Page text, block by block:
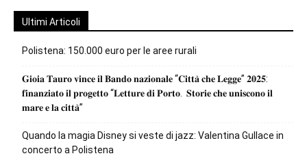
Ultimi Articoli
Polistena: 150.000 euro per le aree rurali
𝐆𝐢𝐨𝐢𝐚 𝐓𝐚𝐮𝐫𝐨 𝐯𝐢𝐧𝐜𝐞 𝐢𝐥 𝐁𝐚𝐧𝐝𝐨 𝐧𝐚𝐳𝐢𝐨𝐧𝐚𝐥𝐞 “𝐂𝐢𝐭𝐭𝐚̀ 𝐜𝐡𝐞 𝐋𝐞𝐠𝐠𝐞” 𝟐𝟎𝟐𝟓:
𝐟𝐢𝐧𝐚𝐧𝐳𝐢𝐚𝐭𝐨 𝐢𝐥 𝐩𝐫𝐨𝐠𝐞𝐭𝐭𝐨 “𝐋𝐞𝐭𝐭𝐮𝐫𝐞 𝐝𝐢 𝐏𝐨𝐫𝐭𝐨. 𝐒𝐭𝐨𝐫𝐢𝐞 𝐜𝐡𝐞 𝐮𝐧𝐢𝐬𝐜𝐨𝐧𝐨 𝐢𝐥
𝐦𝐚𝐫𝐞 𝐞 𝐥𝐚 𝐜𝐢𝐭𝐭𝐚̀”
Quando la magia Disney si veste di jazz: Valentina Gullace in
concerto a Polistena